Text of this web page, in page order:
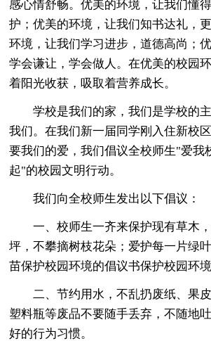
感心情舒畅。优美的环境，让我们懂
护；优美的环境，让我们知书达礼，
环境，让我们学习进步，道德高尚；
学会谦让，学会做人。在优美的校园
着阳光收获，吸取着营养成长。
学校是我们的家，我们是学校的
我们。在我们新一届同学刚入住新校
要我们的爱，我们倡议全校师生"爱我
起"的校园文明行动。
我们向全校师生发出以下倡议：
一、校师生一齐来保护现有草木
坪，不攀摘树枝花朵；爱护每一片绿
苗保护校园环境的倡议书保护校园环境
二、节约用水，不乱扔废纸、果
塑料瓶等废品不要随手丢弃，不随地
好的行为习惯。